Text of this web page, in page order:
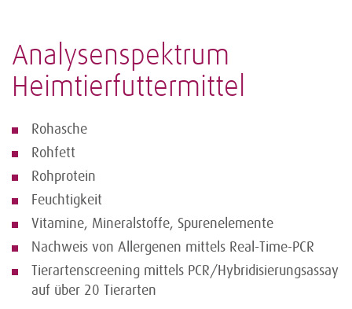
Analysenspektrum
Heimtierfuttermittel
Rohasche
Rohfett
Rohprotein
Feuchtigkeit
Vitamine, Mineralstoffe, Spurenelemente
Nachweis von Allergenen mittels Real-Time-PCR
Tierartenscreening mittels PCR/Hybridisierungsassay
auf über 20 Tierarten